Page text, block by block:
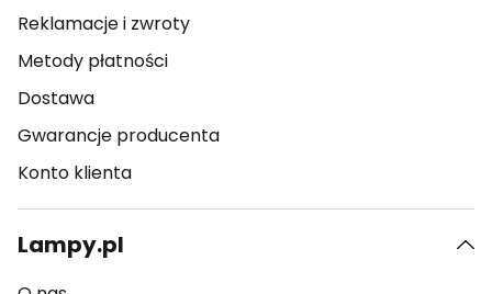
Reklamacje i zwroty
Metody płatności
Dostawa
Gwarancje producenta
Konto klienta
Lampy.pl